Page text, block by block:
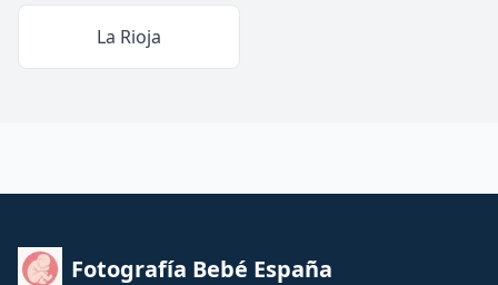
La Rioja
Fotografía Bebé España